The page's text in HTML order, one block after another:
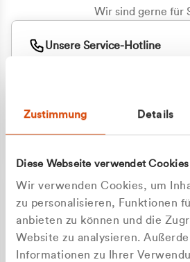
Zustimmung Details
Diese Webseite verwendet Cookies
Wir verwenden Cookies, um
zu personalisieren, Funktionen
anbieten zu können und die
Website zu analysieren.
Informationen zu Ihrer
Wir sind gerne für
Unsere Service-Hotline
+49 177 8376058